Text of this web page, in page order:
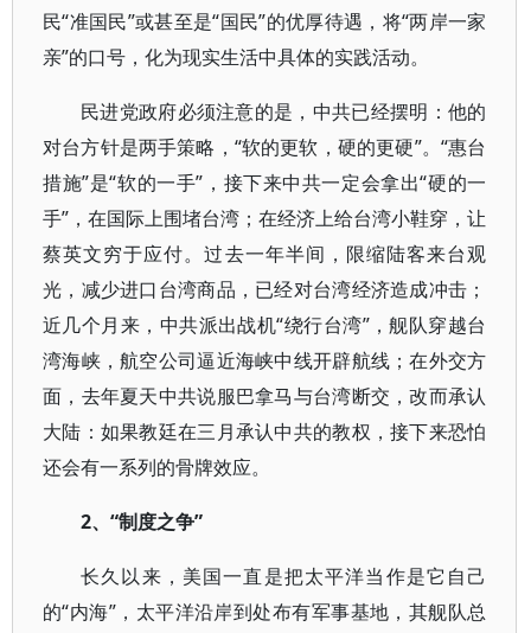
民“准国民”或甚至是“国民”的优厚待遇，将“两岸一家
亲”的口号，化为现实生活中具体的实践活动。
民进党政府必须注意的是，中共已经摆明：他的
对台方针是两手策略，“软的更软，硬的更硬”。“惠台
措施”是“软的一手”，接下来中共一定会拿出“硬的一
手”，在国际上围堵台湾；在经济上给台湾小鞋穿，让
蔡英文穷于应付。过去一年半间，限缩陆客来台观
光，减少进口台湾商品，已经对台湾经济造成冲击；
近几个月来，中共派出战机“绕行台湾”，舰队穿越台
湾海峡，航空公司逼近海峡中线开辟航线；在外交方
面，去年夏天中共说服巴拿马与台湾断交，改而承认
大陆：如果教廷在三月承认中共的教权，接下来恐怕
还会有一系列的骨牌效应。
2、“制度之争”
长久以来，美国一直是把太平洋当作是它自己
的“内海”，太平洋沿岸到处布有军事基地，其舰队总